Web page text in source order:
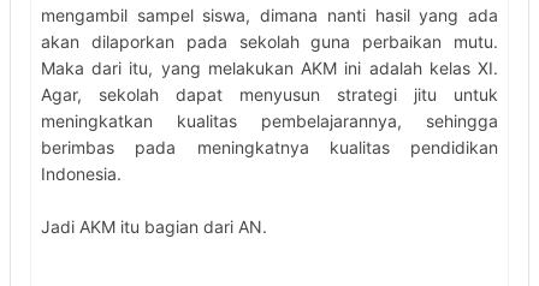
mengambil sampel siswa, dimana nanti hasil yang ada
akan dilaporkan pada sekolah guna perbaikan mutu.
Maka dari itu, yang melakukan AKM ini adalah kelas XI.
Agar, sekolah dapat menyusun strategi jitu untuk
meningkatkan kualitas pembelajarannya, sehingga
berimbas pada meningkatnya kualitas pendidikan
Indonesia.
Jadi AKM itu bagian dari AN.